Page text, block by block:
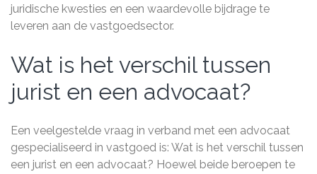
juridische kwesties en een waardevolle bijdrage te
leveren aan de vastgoedsector.
Wat is het verschil tussen
jurist en een advocaat?
Een veelgestelde vraag in verband met een advocaat
gespecialiseerd in vastgoed is: Wat is het verschil tussen
een jurist en een advocaat? Hoewel beide beroepen te